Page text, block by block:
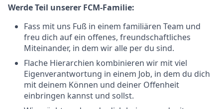
Werde Teil unserer FCM-Familie:
Fass mit uns Fuß in einem familiären Team und
freu dich auf ein offenes, freundschaftliches
Miteinander, in dem wir alle per du sind.
Flache Hierarchien kombinieren wir mit viel
Eigenverantwortung in einem Job, in dem du dich
mit deinem Können und deiner Offenheit
einbringen kannst und sollst.